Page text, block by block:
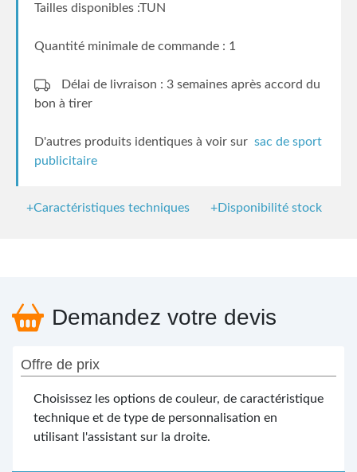
Tailles disponibles :TUN
Quantité minimale de commande : 1
Délai de livraison : 3 semaines après accord du
bon à tirer
D'autres produits identiques à voir sur sac de sport
publicitaire
+Caractéristiques techniques +Disponibilité stock
Demandez votre devis
Offre de prix
Choisissez les options de couleur, de caractéristique
technique et de type de personnalisation en
utilisant l'assistant sur la droite.